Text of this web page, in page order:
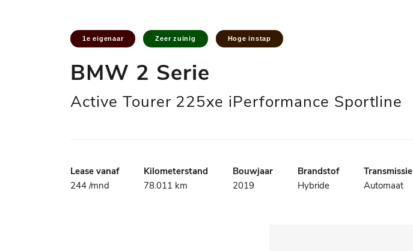
1e eigenaar Zeer zuinig Hoge instap
BMW 2 Serie
Active Tourer 225xe iPerformance Sportline
Lease vanaf Kilometerstand Bouwjaar Brandstof Transmissie
244 /mnd
78.011 km 2019 Hybride Automaat